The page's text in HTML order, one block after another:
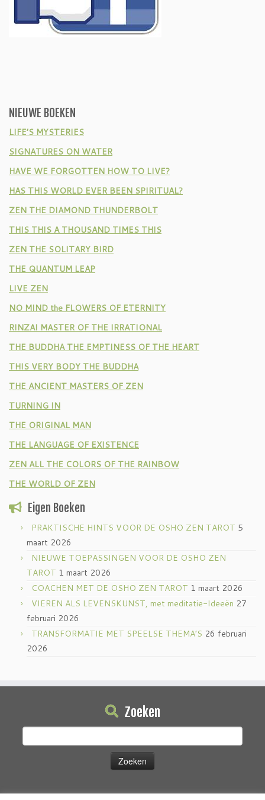
NIEUWE BOEKEN
LIFE’S MYSTERIES
SIGNATURES ON WATER
HAVE WE FORGOTTEN HOW TO LIVE?
HAS THIS WORLD EVER BEEN SPIRITUAL?
ZEN THE DIAMOND THUNDERBOLT
THIS THIS A THOUSAND TIMES THIS
ZEN THE SOLITARY BIRD
THE QUANTUM LEAP
LIVE ZEN
NO MIND the FLOWERS OF ETERNITY
RINZAI MASTER OF THE IRRATIONAL
THE BUDDHA THE EMPTINESS OF THE HEART
THIS VERY BODY THE BUDDHA
THE ANCIENT MASTERS OF ZEN
TURNING IN
THE ORIGINAL MAN
THE LANGUAGE OF EXISTENCE
ZEN ALL THE COLORS OF THE RAINBOW
THE WORLD OF ZEN
Eigen Boeken
PRAKTISCHE HINTS VOOR DE OSHO ZEN TAROT 5
maart 2026
NIEUWE TOEPASSINGEN VOOR DE OSHO ZEN
TAROT 1 maart 2026
COACHEN MET DE OSHO ZEN TAROT 1 maart 2026
VIEREN ALS LEVENSKUNST, met meditatie-Ideeën 27
februari 2026
TRANSFORMATIE MET SPEELSE THEMA’S 26 februari
2026
Zoeken